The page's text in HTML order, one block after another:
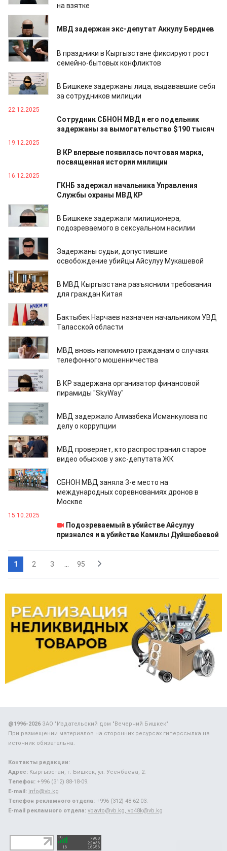
на взятке
12.01.2026
МВД задержан экс-депутат Аккулу Бердиев
02.01.2026
В праздники в Кыргызстане фиксируют рост
семейно-бытовых конфликтов
22.12.2025
В Бишкеке задержаны лица, выдававшие себя
за сотрудников милиции
22.12.2025
Сотрудник СБНОН МВД и его подельник
задержаны за вымогательство $190 тысяч
19.12.2025
В КР впервые появилась почтовая марка,
посвященная истории милиции
16.12.2025
ГКНБ задержал начальника Управления
Службы охраны МВД КР
02.12.2025
В Бишкеке задержали милиционера,
подозреваемого в сексуальном насилии
26.11.2025
Задержаны судьи, допустившие
освобождение убийцы Айсулуу Мукашевой
18.11.2025
В МВД Кыргызстана разъяснили требования
для граждан Китая
12.11.2025
Бактыбек Нарчаев назначен начальником УВД
Таласской области
06.11.2025
МВД вновь напомнило гражданам о случаях
телефонного мошенничества
04.11.2025
В КР задержана организатор финансовой
пирамиды "SkyWay"
04.11.2025
МВД задержало Алмазбека Исманкулова по
делу о коррупции
30.10.2025
МВД проверяет, кто распространил старое
видео обысков у экс-депутата ЖК
16.10.2025
СБНОН МВД заняла 3-е место на
международных соревнованиях дронов в
Москве
15.10.2025
Подозреваемый в убийстве Айсулуу
признался и в убийстве Камилы Дуйшебаевой
1 2 3 95
@1996-2026ЗАО "Издательский дом "Вечерний Бишкек"
При размещении материалов на сторонних ресурсах гиперссылка на
источник обязательна.
Контакты редакции:
Адрес: Кыргызстан, г. Бишкек, ул. Усенбаева, 2.
Телефон: +996 (312) 88-18-09.
E-mail: info@vb.kg
Телефон рекламного отдела: +996 (312) 48-62-03.
E-mail рекламного отдела: vbavto@vb.kg, vb48k@vb.kg